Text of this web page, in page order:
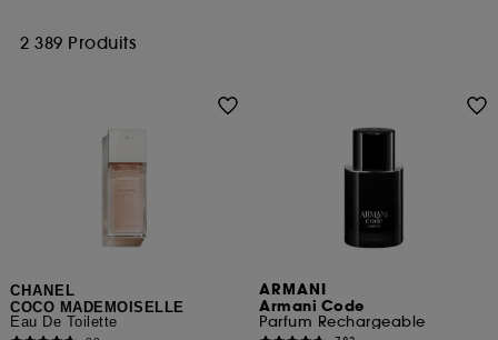
2 389 Produits
CHANEL
COCO MADEMOISELLE
Eau De Toilette
ARMANI
Armani Code
Parfum Rechargeable